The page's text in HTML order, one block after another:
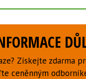
Získejte zdarma
ceněnným